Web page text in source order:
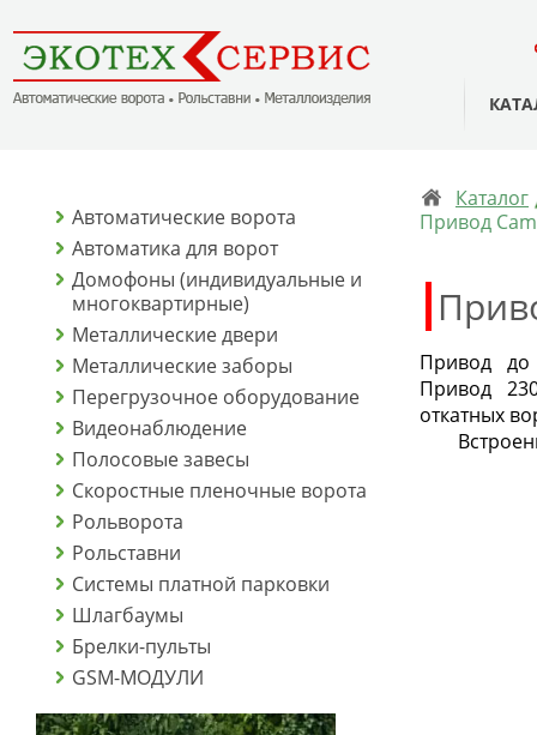
Автоматические ворота
Автоматика для ворот
Домофоны (индивидуальные и
многоквартирные)
Металлические двери
Металлические заборы
Перегрузочное оборудование
Видеонаблюдение
Полосовые завесы
Скоростные пленочные ворота
Рольворота
Рольставни
Системы платной парковки
Шлагбаумы
Брелки-пульты
GSM-МОДУЛИ
Каталог
Привод
Привод до
Привод